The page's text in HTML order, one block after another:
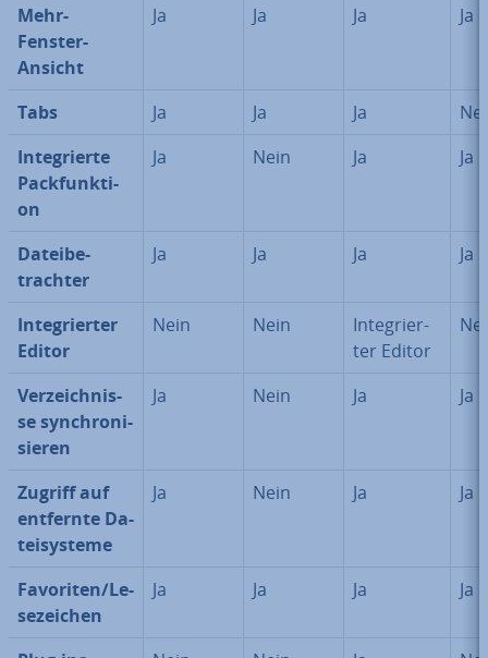
Mehr-
Fenster-
Ansicht
Ja Ja Ja Ja
Tabs Ja Ja Ja
In­te­grier­te
Pack­funk­ti­
on
Ja Nein Ja Ja
Da­tei­be­
trach­ter
Ja Ja Ja Ja
In­te­grier­ter
Editor
Nein Nein
In­te­grier­
ter Editor
Ver­zeich­nis­
se syn­chro­ni­
sie­ren
Ja Nein Ja Ja
Zugriff auf
entfernte Da­
tei­sys­te­me
Ja Nein Ja Ja
Favoriten/Le­
se­zei­chen
Ja Ja Ja Ja